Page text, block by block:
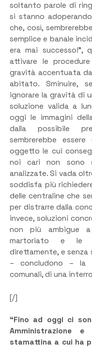
soltanto parole di
si stanno
che, così,
semplice e banale
era mai successo!”,
attivare le
gravità accentuata
abitato. Sminuire,
ignorare la gravità di
soluzione valida a
oggi le immagini
dalla possibile
sembrerebbe
oggetto le cui
noi cari non sono
analizzate. Si vada
soddisfa più
delle centraline che
per distrarre dalla
invece, soluzioni
non più ambigue
martoriato e le
direttamente, e
– concludono – la
comunali, di una
[/]
“Fino ad oggi ci
Amministrazione
stamattina a cui ha